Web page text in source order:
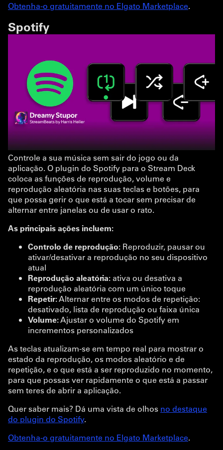
Obtenha-o gratuitamente no Elgato Marketplace.
Spotify
Controle a sua música sem sair do jogo ou da
aplicação. O plugin do Spotify para o Stream Deck
coloca as funções de reprodução, volume e
reprodução aleatória nas suas teclas e botões, para
que possa gerir o que está a tocar sem precisar de
alternar entre janelas ou de usar o rato.
As principais ações incluem:
Controlo de reprodução: Reproduzir, pausar ou
ativar/desativar a reprodução no seu dispositivo
atual
Reprodução aleatória: ativa ou desativa a
reprodução aleatória com um único toque
Repetir:Alternar entre os modos de repetição:
desativado, lista de reprodução ou faixa única
Volume:Ajustar o volume do Spotify em
incrementos personalizados
As teclas atualizam-se em tempo real para mostrar o
estado da reprodução, os modos aleatório e de
repetição, e o que está a ser reproduzido no momento,
para que possas ver rapidamente o que está a passar
sem teres de abrir a aplicação.
Quer saber mais? Dá uma vista de olhos no destaque
do plugin do Spotify.
Obtenha-o gratuitamente no Elgato Marketplace.